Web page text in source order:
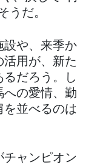
うだ。
設や、来季か
活用が、新た
だろう。し
への愛情、勤
を並べるのは
チャンピオン